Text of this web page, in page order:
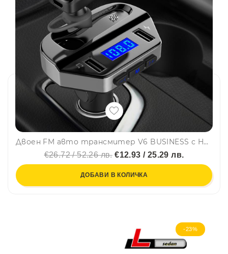
Двоен FM авто трансмитер V6 BUSINESS с HANDSFREE слушалка в комплекта, 12V/24V
€26.72 / 52.26 лв.€12.93 / 25.29 лв.
ДОБАВИ В КОЛИЧКА
-23%